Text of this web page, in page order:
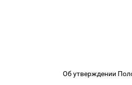
Об утверждении